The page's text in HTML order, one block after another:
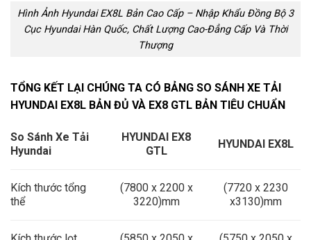
Hình Ảnh Hyundai EX8L Bản Cao Cấp – Nhập Khẩu Đồng Bộ 3
Cục Hyundai Hàn Quốc, Chất Lượng Cao-Đẳng Cấp Và Thời
Thượng
TỔNG KẾT LẠI CHÚNG TA CÓ BẢNG SO SÁNH XE TẢI
HYUNDAI EX8L BẢN ĐỦ VÀ EX8 GTL BẢN TIÊU CHUẨN
So Sánh Xe Tải
Hyundai
HYUNDAI EX8
GTL
HYUNDAI EX8L
Kích thước tổng
thể
(7800 x 2200 x
3220)mm
(7720 x 2230
x3130)mm